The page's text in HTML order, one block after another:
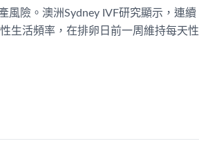
風險。澳洲Sydney IVF研究顯示，連續
生活頻率，在排卵日前一周維持每天性